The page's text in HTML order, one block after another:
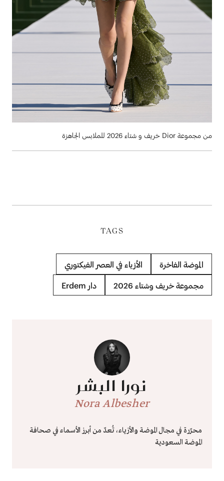
من مجموعة Dior خريف و شتاء 2026 للملابس الجاهزة
TAGS
الموضة الفاخرة الأزياء في العصر الفيكتوري
مجموعة خريف وشتاء 2026 دار Erdem
نورا البشر
Nora Albesher
محرّرة في مجال الموضة والأزياء، تُعدّ من أبرز الأسماء في صحافة
الموضة السعودية